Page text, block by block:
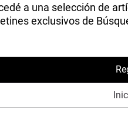
a una selección de
exclusivos de